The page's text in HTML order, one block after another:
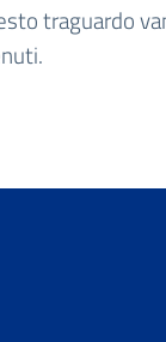
traguardo